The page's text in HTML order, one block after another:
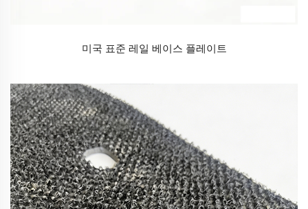
미국 표준 레일 베이스 플레이트